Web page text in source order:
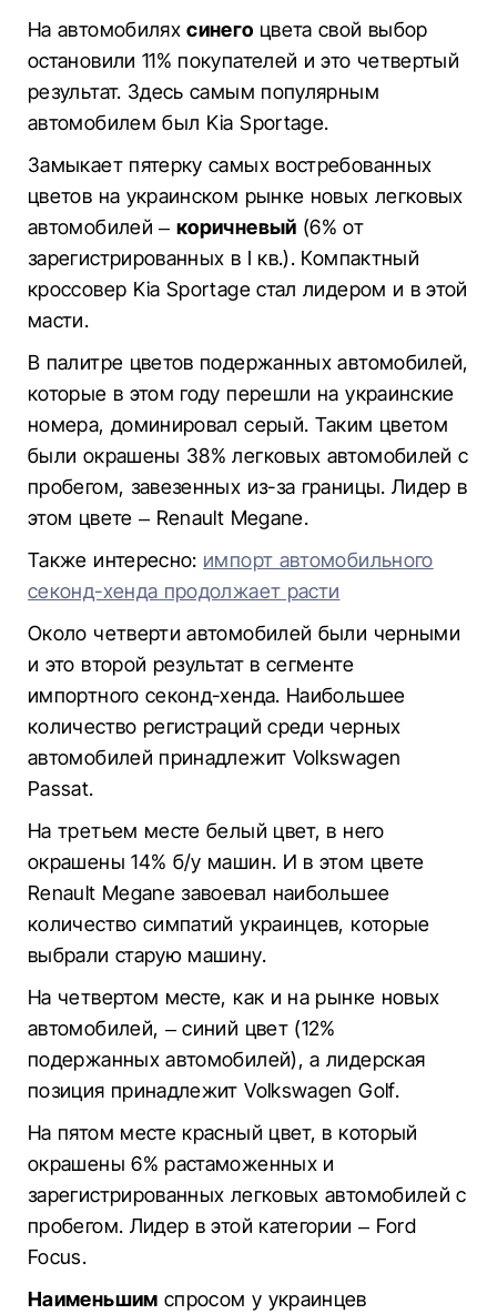
На автомобиляхсинего цвета свой выбор
остановили 11% покупателей и это четвертый
результат. Здесь самым популярным
автомобилем был Kia Sportage.
Замыкает пятерку самых востребованных
цветов на украинском рынке новых легковых
автомобилей –коричневый (6% от
зарегистрированных в I кв.). Компактный
кроссовер Kia Sportage стал лидером и в этой
масти.
В палитре цветов подержанных автомобилей,
которые в этом году перешли на украинские
номера, доминировал серый. Таким цветом
были окрашены 38% легковых автомобилей с
пробегом, завезенных из-за границы. Лидер в
этом цвете – Renault Megane.
Также интересно: импорт автомобильного
секонд-хенда продолжает расти
Около четверти автомобилей были черными
и это второй результат в сегменте
импортного секонд-хенда. Наибольшее
количество регистраций среди черных
автомобилей принадлежит Volkswagen
Passat.
На третьем месте белый цвет, в него
окрашены 14% б/у машин. И в этом цвете
Renault Megane завоевал наибольшее
количество симпатий украинцев, которые
выбрали старую машину.
На четвертом месте, как и на рынке новых
автомобилей, – синий цвет (12%
подержанных автомобилей), а лидерская
позиция принадлежит Volkswagen Golf.
На пятом месте красный цвет, в который
окрашены 6% растаможенных и
зарегистрированных легковых автомобилей с
пробегом. Лидер в этой категории – Ford
Focus.
Наименьшим спросом у украинцев